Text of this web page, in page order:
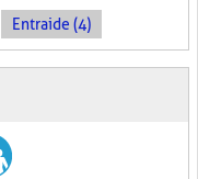
Entraide (4)